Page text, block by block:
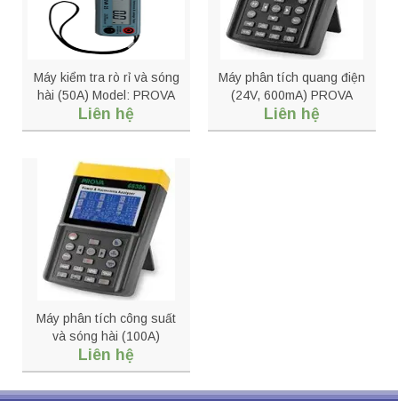
Máy kiểm tra rò rỉ và sóng
hài (50A) Model: PROVA
21
Liên hệ
Máy phân tích quang điện
(24V, 600mA) PROVA
200A-24
Liên hệ
Máy phân tích công suất
và sóng hài (100A)
PROVA 6830A + 6801
Liên hệ